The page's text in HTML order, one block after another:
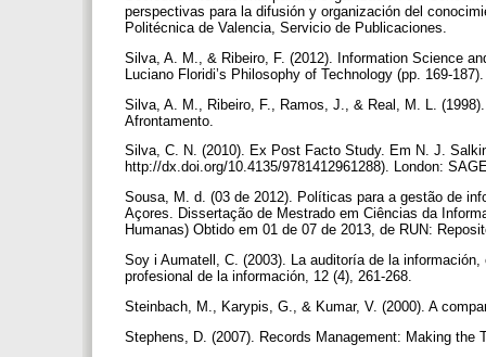
perspectivas para la difusión y organización del
Politécnica de Valencia, Servicio de Publicaciones.
Silva, A. M., & Ribeiro, F. (2012). Information Science
Luciano Floridi’s Philosophy of Technology (pp. 169-
Silva, A. M., Ribeiro, F., Ramos, J., & Real, M. L.
Afrontamento.
Silva, C. N. (2010). Ex Post Facto Study. Em N. J.
http://dx.doi.org/10.4135/9781412961288). London:
Sousa, M. d. (03 de 2012). Políticas para a gestão de
Açores. Dissertação de Mestrado em Ciências da
Humanas) Obtido em 01 de 07 de 2013, de RUN:
Soy i Aumatell, C. (2003). La auditoría de la
profesional de la información, 12 (4), 261-268.
Steinbach, M., Karypis, G., & Kumar, V. (2000). A
Stephens, D. (2007). Records Management: Making